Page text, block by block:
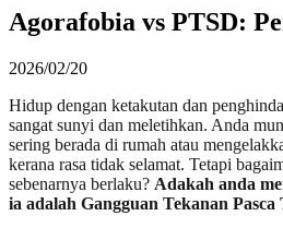
Agorafobia vs PTSD:
2026/02/20
Hidup dengan ketakutan dan
sangat sunyi dan meletihkan. Anda
sering berada di rumah atau
kerana rasa tidak selamat. Tetapi
sebenarnya berlaku? Adakah anda
ia adalah Gangguan Tekanan